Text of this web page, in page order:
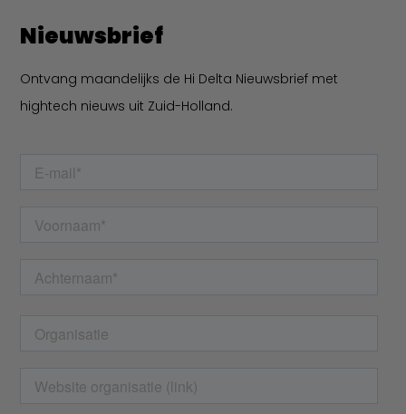
Nieuwsbrief
Ontvang maandelijks de Hi Delta Nieuwsbrief met
hightech nieuws uit Zuid-Holland.